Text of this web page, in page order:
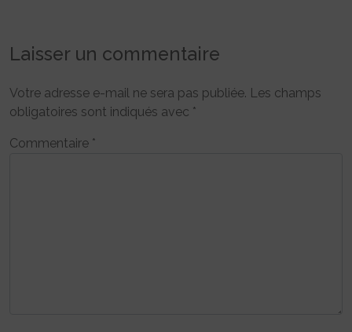
Laisser un commentaire
Votre adresse e-mail ne sera pas publiée. Les champs
obligatoires sont indiqués avec *
Commentaire *